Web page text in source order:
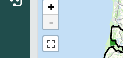
+
-